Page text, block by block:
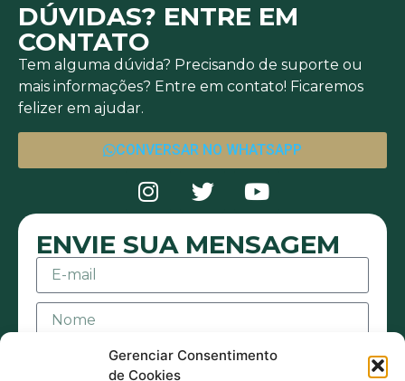
Gerenciar Consentimento
de Cookies
DÚVIDAS? ENTRE EM
CONTATO
Tem alguma dúvida? Precisando de suporte ou
mais informações? Entre em contato! Ficaremos
felizer em ajudar.
CONVERSAR NO WHATSAPP
ENVIE SUA MENSAGEM